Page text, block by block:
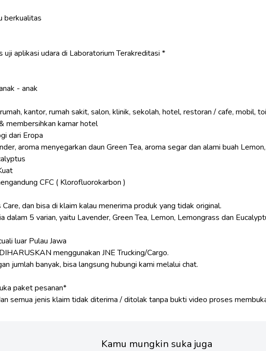
berkualitas
uji aplikasi udara di Laboratorium Terakreditasi *
- anak
kantor, rumah sakit, salon, klinik, sekolah, hotel, restoran / cafe, mobil,
membersihkan kamar hotel
dari Eropa
aroma menyegarkan daun Green Tea, aroma segar dan alami buah
CFC ( Klorofluorokarbon )
dan bisa di klaim kalau menerima produk yang tidak original.
5 varian, yaitu Lavender, Green Tea, Lemon, Lemongrass dan
luar Pulau Jawa
menggunakan JNE Trucking/Cargo.
jumlah banyak, bisa langsung hubungi kami melalui chat.
paket pesanan*
Kamu mungkin suka juga